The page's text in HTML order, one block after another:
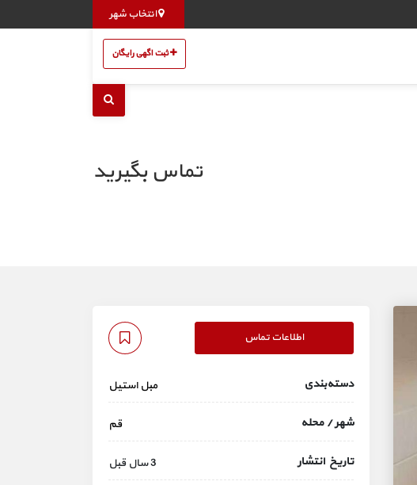
انتخاب شهر
ثبت اگهی رایگان
تماس بگیرید
اطلاعات تماس
دسته‌بندی مبل استیل
شهر / محله قم
تاریخ انتشار 3 سال قبل